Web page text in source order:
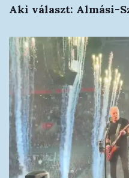
Aki választ: Almási-